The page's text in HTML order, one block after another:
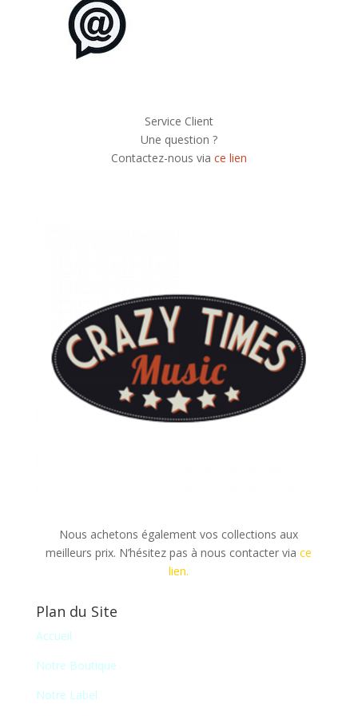
Service Client
Une question ?
Contactez-nous via ce lien
Nous achetons également vos collections aux
meilleurs prix. N’hésitez pas à nous contacter viace
lien.
Plan du Site
Accueil
Notre Boutique
Notre Label